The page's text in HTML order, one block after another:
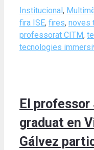
Categories
Institucional,
fira ISE, fires, noves
professorat CITM,
tecnologies
El professor
graduat en
Gálvez